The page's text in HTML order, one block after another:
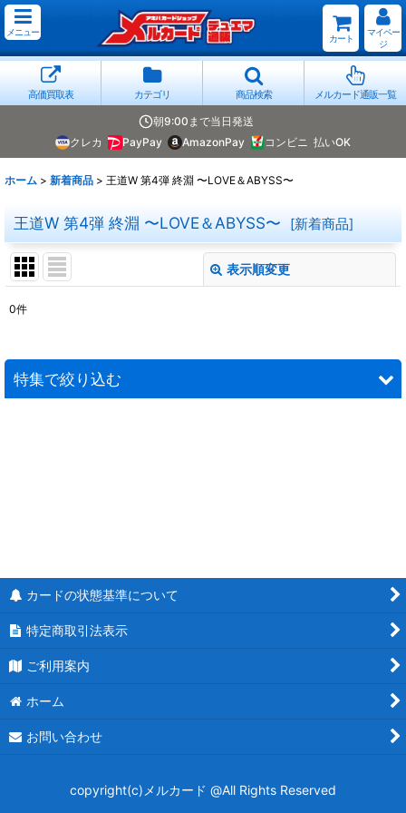
メニュー
カート
マイペー
ジ
高価買取表 カテゴリ 商品検索 メルカード通販一覧
朝9:00まで当日発送
クレカ
PayPay AmazonPay コンビニ 払いOK
ホーム > 新着商品 > 王道W 第4弾 終淵 〜LOVE＆ABYSS〜
王道W 第4弾 終淵 〜LOVE＆ABYSS〜 [新着商品]
表示順変更
並び順 :
0件
特集で絞り込む
逆札篇 第1弾 逆転神VS切札竜
DM26-SD1ドキドキつよいデッキ 25の王道
DM25-EX4 エピソード4 パンドラ・ウォーズ
邪神爆発デュエナマイトパック
カードの状態基準について
特定商取引法表示
ご利用案内
ホーム
お問い合わせ
copyright(c)メルカード @All Rights Reserved